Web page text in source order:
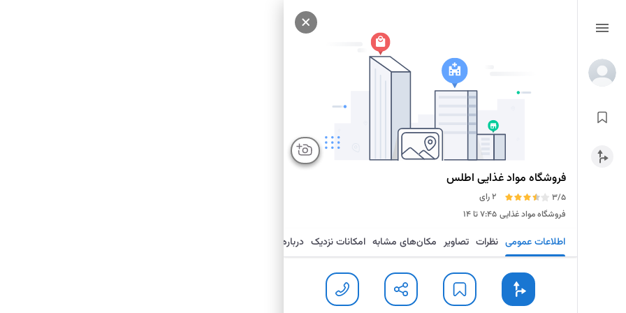
فروشگاه مواد غذایی اطلس
3/5
2 رای
فروشگاه مواد غذایی ۷:۴۵ تا ۱۴
اطلاعات عمومی نظرات تصاویر مکان‌های مشابه امکانات نزدیک درباره